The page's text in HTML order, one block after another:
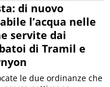
di nuovo
l’acqua nelle
servite dai
di Tramil e
le due ordinanze che